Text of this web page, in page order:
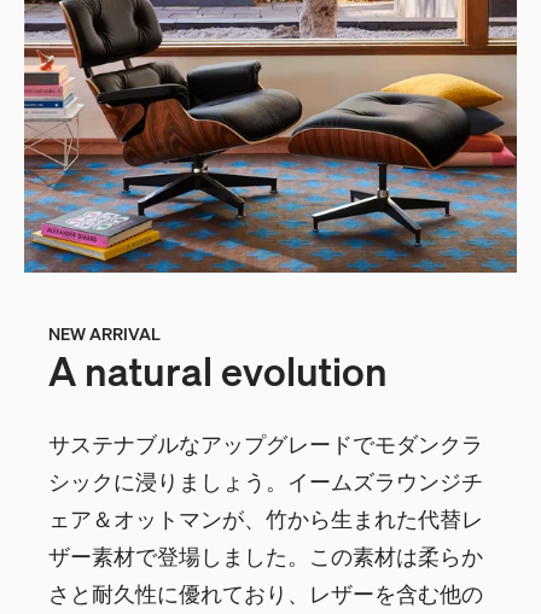
NEW ARRIVAL
A natural evolution
サステナブルなアップグレードでモダンクラ
シックに浸りましょう。イームズラウンジチ
ェア＆オットマンが、竹から生まれた代替レ
ザー素材で登場しました。この素材は柔らか
さと耐久性に優れており、レザーを含む他の